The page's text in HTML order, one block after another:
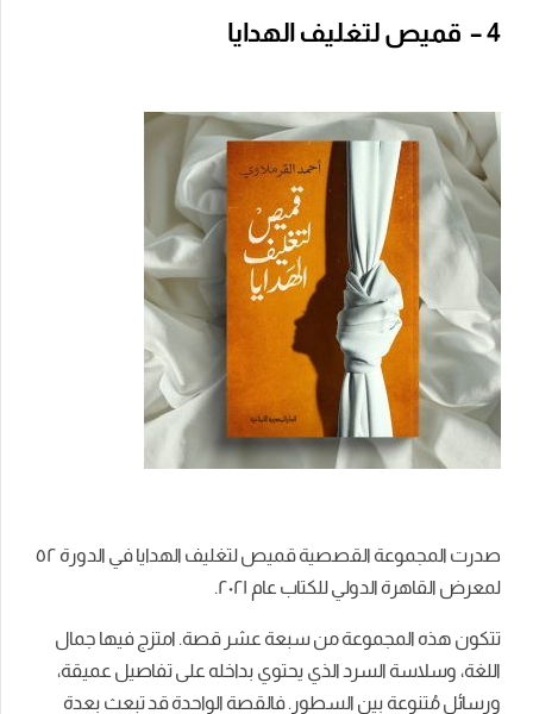
4 – قميص لتغليف الهدايا
صدرت المجموعة القصصية قميص لتغليف الهدايا في الدورة ٥٢
لمعرض القاهرة الدولي للكتاب عام ٢۰٢١.
تتكون هذه المجموعة من سبعة عشر قصة. امتزج فيها جمال
اللغة، وسلاسة السرد الذي يحتوي بداخله على تفاصيل عميقة،
ورسائل مُتنوعة بين السطور. فالقصة الواحدة قد تبعث بعدة